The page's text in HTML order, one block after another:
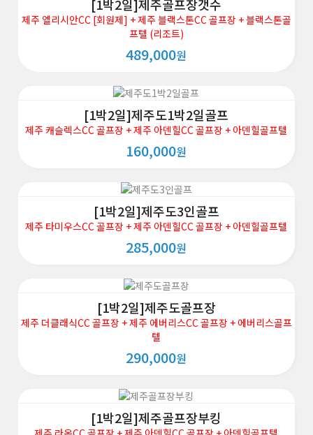
[1박2일]제주골프장갯수
제주 엘리시안CC [회원제] + 제주 블랙스톤CC 골프장 + 블랙스톤골
프텔 (리조트)
489,000원
[1박2일]제주도1박2일골프
제주 캐슬렉스CC 골프장 + 제주 아덴힐CC 골프장 + 아덴힐골프텔
160,000원
[1박2일]제주도3인골프
제주 타미우스CC 골프장 + 제주 아덴힐CC 골프장 + 아덴힐골프텔
285,000원
[1박2일]제주도골프장
제주 더클래식CC 골프장 + 제주 에버리스CC 골프장 + 에버리스골프
텔
290,000원
[1박2일]제주골프장부킹